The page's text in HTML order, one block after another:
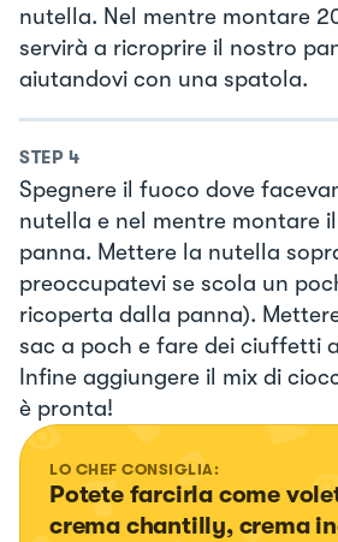
nutella. Nel mentre montare
servirà a ricroprire il nostro
aiutandovi con una spatola.
STEP 4
Spegnere il fuoco dove
nutella e nel mentre montare
panna. Mettere la nutella
preoccupatevi se scola un
ricoperta dalla panna).
sac a poch e fare dei ciuffetti
Infine aggiungere il mix di
è pronta!
LO CHEF CONSIGLIA:
Potete farcirla come
crema chantilly, crema